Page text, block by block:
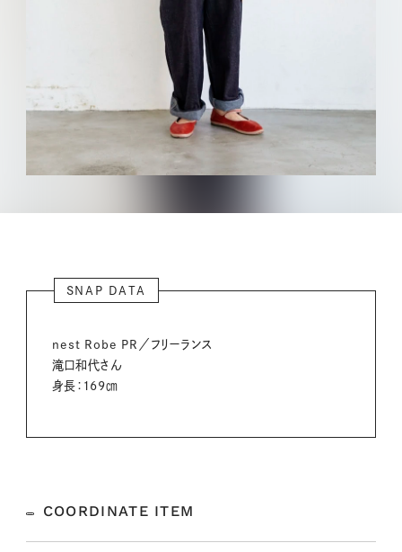
SNAP DATA
nest Robe PR／フリーランス
滝口和代さん
身長：169㎝
COORDINATE ITEM